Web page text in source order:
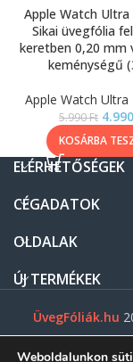
Apple Watch
Sikai üvegfólia
keretben 0,20 mm
keménységű
Apple Watch Ultra
5.990Ft 4.990
KOSÁRBA
ELÉRHETŐSÉGEK
CÉGADATOK
OLDALAK
ÚJ TERMÉKEK
ÜvegFóliák.hu
Weboldalunkon